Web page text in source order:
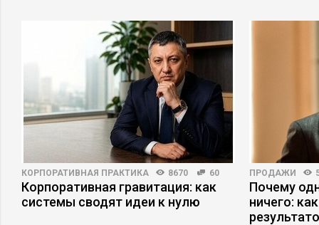
КОРПОРАТИВНАЯ ПРАКТИКА 8670 60
Корпоративная гравитация: как
системы сводят идеи к нулю
ПРОДАЖИ
Почему
ничего: